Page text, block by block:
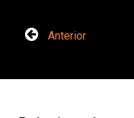
Anterior